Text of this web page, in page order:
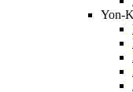
Yon-